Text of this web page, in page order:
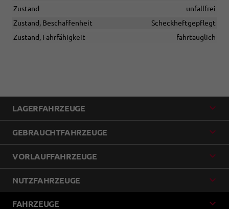
Zustand
unfallfrei
Zustand, Beschaffenheit
Scheckheftgepflegt
Zustand, Fahrfähigkeit
fahrtauglich
LAGERFAHRZEUGE
GEBRAUCHTFAHRZEUGE
VORLAUFFAHRZEUGE
NUTZFAHRZEUGE
FAHRZEUGE